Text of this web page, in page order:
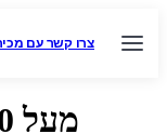
צרו קשר עם